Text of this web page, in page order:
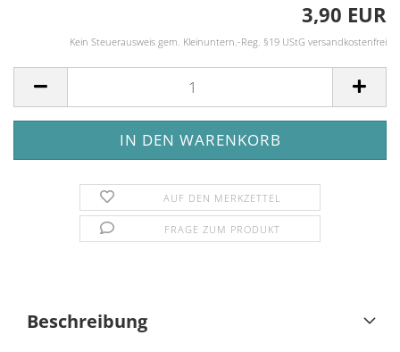
3,90 EUR
Kein Steuerausweis gem. Kleinuntern.-Reg. §19 UStG versandkostenfrei
AUF DEN MERKZETTEL
FRAGE ZUM PRODUKT
Beschreibung